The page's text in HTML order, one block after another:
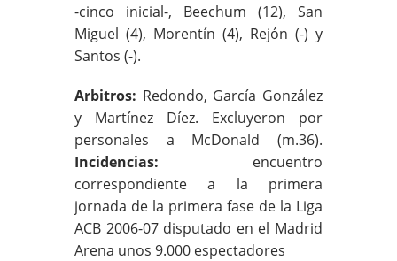
-cinco inicial-, Beechum (12), San
Miguel (4), Morentín (4), Rejón (-) y
Santos (-).
Arbitros: Redondo, García González
y Martínez Díez. Excluyeron por
personales a McDonald (m.36).
Incidencias: encuentro
correspondiente a la primera
jornada de la primera fase de la Liga
ACB 2006-07 disputado en el Madrid
Arena unos 9.000 espectadores